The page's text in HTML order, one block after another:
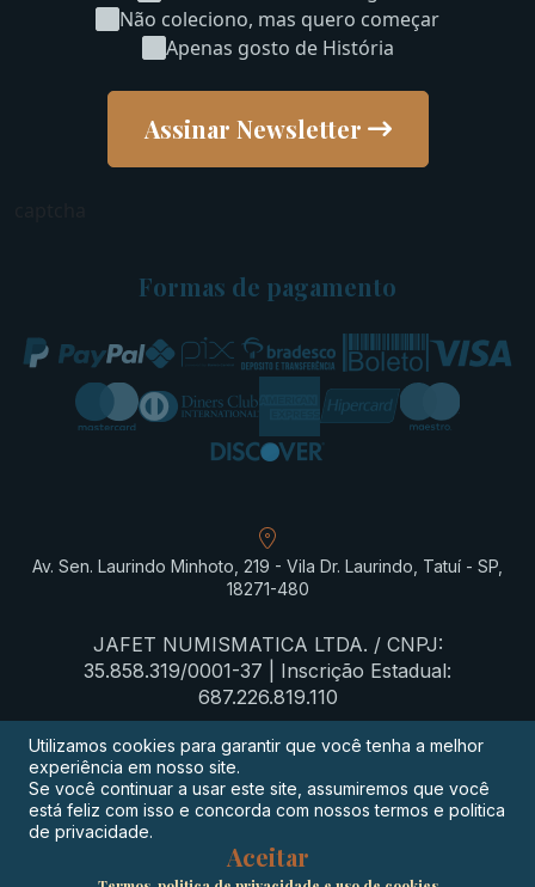
Não coleciono, mas quero começar
Apenas gosto de História
Assinar Newsletter
Formas de pagamento
Av. Sen. Laurindo Minhoto, 219 - Vila Dr. Laurindo, Tatuí - SP,
18271-480
JAFET NUMISMATICA LTDA. / CNPJ:
35.858.319/0001-37 | Inscrição Estadual:
687.226.819.110
Termos de privacidade
Digimeta
Utilizamos cookies para garantir que você tenha a melhor
experiência em nosso site.
Se você continuar a usar este site, assumiremos que você
está feliz com isso e concorda com nossos termos e politica
de privacidade.
Aceitar